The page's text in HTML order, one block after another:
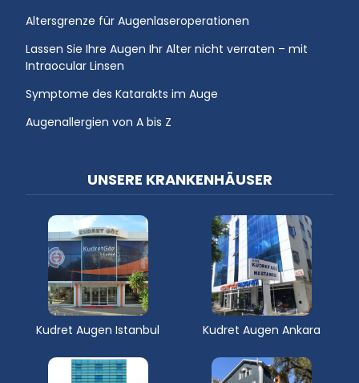
Altersgrenze für Augenlaseroperationen
Lassen Sie Ihre Augen Ihr Alter nicht verraten – mit
Intraocular Linsen
Symptome des Katarakts im Auge
Augenallergien von A bis Z
UNSERE KRANKENHÄUSER
Kudret Augen Istanbul Kudret Augen Ankara